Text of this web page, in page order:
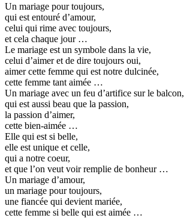
Un mariage pour toujours,
qui est entouré d’amour,
celui qui rime avec toujours,
et cela chaque jour …
Le mariage est un symbole dans la vie,
celui d’aimer et de dire toujours oui,
aimer cette femme qui est notre dulcinée,
cette femme tant aimée …
Un mariage avec un feu d’artifice sur le balcon,
qui est aussi beau que la passion,
la passion d’aimer,
cette bien-aimée …
Elle qui est si belle,
elle est unique et celle,
qui a notre coeur,
et que l’on veut voir remplie de bonheur …
Un mariage d’amour,
un mariage pour toujours,
une fiancée qui devient mariée,
cette femme si belle qui est aimée …